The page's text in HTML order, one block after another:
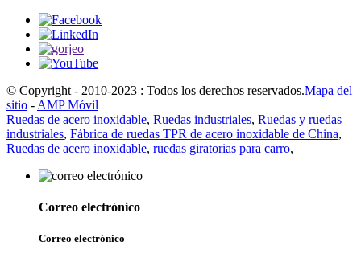
© Copyright - 2010-2023 : Todos los derechos reservados.Mapa del
sitio - AMP Móvil
Ruedas de acero inoxidable, Ruedas industriales, Ruedas y ruedas
industriales, Fábrica de ruedas TPR de acero inoxidable de China,
Ruedas de acero inoxidable, ruedas giratorias para carro,
Correo electrónico
Correo electrónico